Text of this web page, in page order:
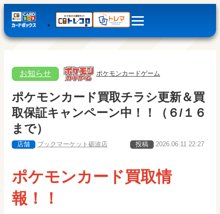
お知らせ ポケモンカードゲーム
ポケモンカード買取チラシ更新＆買
取保証キャンペーン中！！（６/１６
まで）
店舗 ブックマーケット砺波店 投稿 2026.06.11 22:27
ポケモンカード買取情
報！！